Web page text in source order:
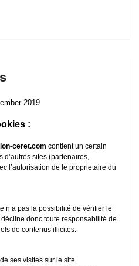
2019
:
ceret.com contient un certain
d’autres sites (partenaires,
l’autorisation de le proprietaire du
n’a pas la possibilité de vérifier le
donc toute responsabilité de
de contenus illicites.
ses visites sur le site